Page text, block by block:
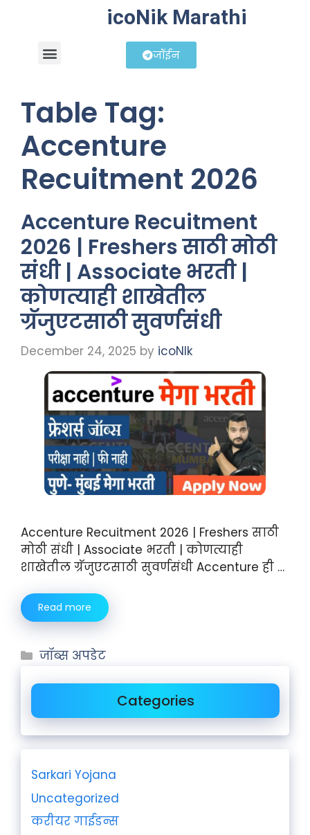
icoNik Marathi
जॉईन
Table Tag:
Accenture
Recuitment 2026
Accenture Recuitment
2026 | Freshers साठी मोठी
संधी | Associate भरती |
कोणत्याही शाखेतील
ग्रॅजुएटसाठी सुवर्णसंधी
December 24, 2025 by icoNIk
Accenture Recuitment 2026 | Freshers साठी
मोठी संधी | Associate भरती | कोणत्याही
शाखेतील ग्रॅजुएटसाठी सुवर्णसंधी Accenture ही …
Read more
जॉब्स अपडेट
Categories
Sarkari Yojana
Uncategorized
करीयर गाईडन्स